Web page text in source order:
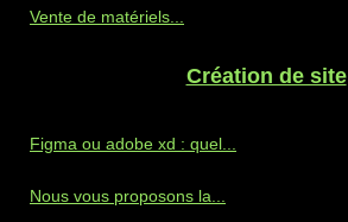
Vente de matériels...
Création de site
Figma ou adobe xd : quel...
Nous vous proposons la...